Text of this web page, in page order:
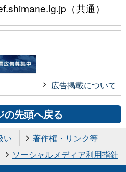
（共通）
広告掲載について
の先頭へ戻る
い
著作権・リンク等
ソーシャルメディア利用指針